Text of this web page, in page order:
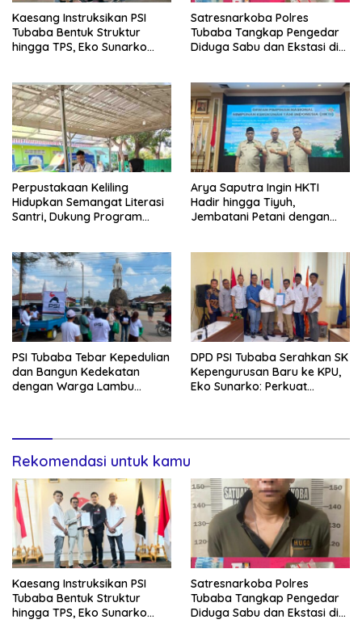
Kaesang Instruksikan PSI
Tubaba Bentuk Struktur
hingga TPS, Eko Sunarko
Satresnarkoba Polres
Tubaba Tangkap Pengedar
Diduga Sabu dan Ekstasi di
Perpustakaan Keliling
Hidupkan Semangat Literasi
Santri, Dukung Program
Arya Saputra Ingin HKTI
Hadir hingga Tiyuh,
Jembatani Petani dengan
PSI Tubaba Tebar Kepedulian
dan Bangun Kedekatan
dengan Warga Lambu
DPD PSI Tubaba Serahkan SK
Kepengurusan Baru ke KPU,
Eko Sunarko: Perkuat
Rekomendasi untuk kamu
Kaesang Instruksikan PSI
Tubaba Bentuk Struktur
hingga TPS, Eko Sunarko
Satresnarkoba Polres
Tubaba Tangkap Pengedar
Diduga Sabu dan Ekstasi di